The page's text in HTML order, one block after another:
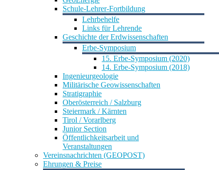
Schule-Lehrer-Fortbildung
Lehrbehelfe
Links für Lehrende
Geschichte der Erdwissenschaften
Erbe-Symposium
15. Erbe-Symposium (2020)
14. Erbe-Symposium (2018)
Ingenieurgeologie
Militärische Geowissenschaften
Stratigraphie
Oberösterreich / Salzburg
Steiermark / Kärnten
Tirol / Vorarlberg
Junior Section
Öffentlichkeitsarbeit und
Veranstaltungen
Vereinsnachrichten (GEOPOST)
Ehrungen & Preise